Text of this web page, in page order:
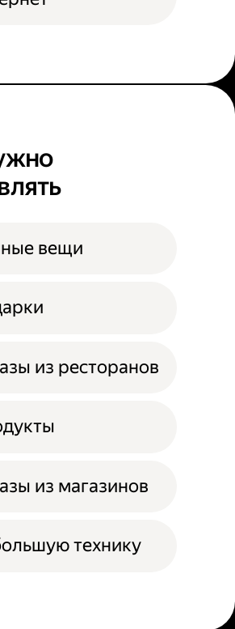
вещи
из ресторанов
из магазинов
технику